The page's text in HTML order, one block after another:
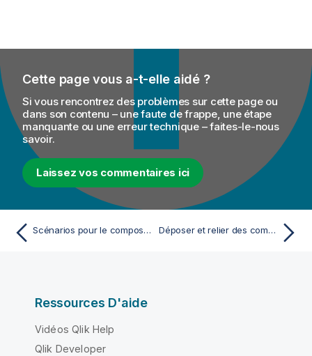
Cette page vous a-t-elle aidé ?
Si vous rencontrez des problèmes sur cette page ou
dans son contenu – une faute de frappe, une étape
manquante ou une erreur technique – faites-le-nous
savoir.
Laissez vos commentaires ici
Scénarios pour le composant de schéma dynamique (Dynamic Schema) Déposer et relier des composants
Ressources D'aide
Vidéos Qlik Help
Qlik Developer